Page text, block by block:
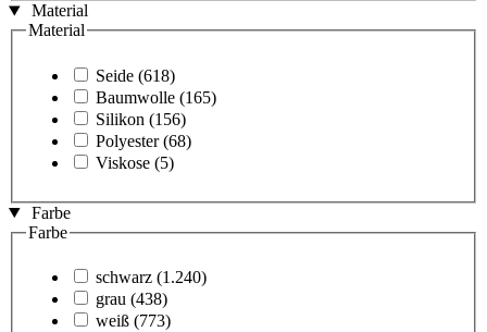
Material
Material
Seide (618)
Baumwolle (165)
Silikon (156)
Polyester (68)
Viskose (5)
Farbe
Farbe
schwarz (1.240)
grau (438)
weiß (773)